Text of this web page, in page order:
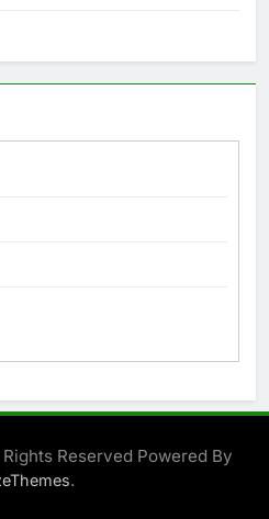
Reserved Powered By
.